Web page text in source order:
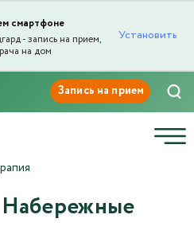
смартфоне
- запись на прием,
на дом
Установить